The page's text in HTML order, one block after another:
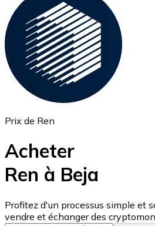
Ethereum
ETH
USD Coin
USDC
Prix de Ren
Acheter
Ren à Beja
Profitez d'un processus simple et
vendre et échanger des